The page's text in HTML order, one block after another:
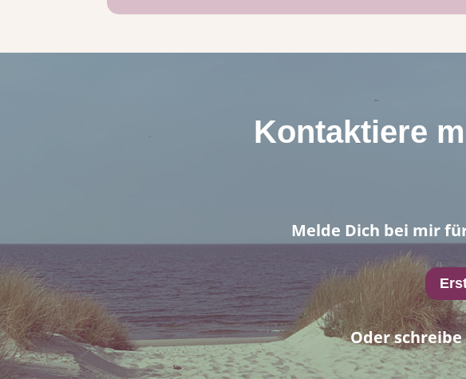
Kontaktiere
Melde Dich bei mir
Oder